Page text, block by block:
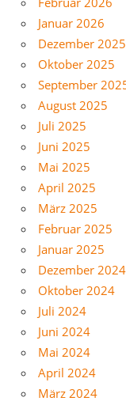
Januar 2026
Dezember 2025
Oktober 2025
September
August 2025
Juli 2025
Juni 2025
Mai 2025
April 2025
März 2025
Februar 2025
Januar 2025
Dezember 2024
Oktober 2024
Juli 2024
Juni 2024
Mai 2024
April 2024
März 2024